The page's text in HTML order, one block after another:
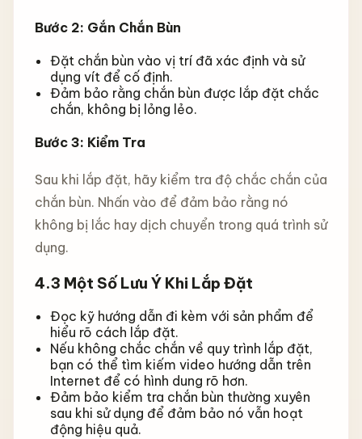
Bước 2: Gắn Chắn Bùn
Đặt chắn bùn vào vị trí đã xác định và sử
dụng vít để cố định.
Đảm bảo rằng chắn bùn được lắp đặt chắc
chắn, không bị lỏng lẻo.
Bước 3: Kiểm Tra
Sau khi lắp đặt, hãy kiểm tra độ chắc chắn của
chắn bùn. Nhấn vào để đảm bảo rằng nó
không bị lắc hay dịch chuyển trong quá trình sử
dụng.
4.3 Một Số Lưu Ý Khi Lắp Đặt
Đọc kỹ hướng dẫn đi kèm với sản phẩm để
hiểu rõ cách lắp đặt.
Nếu không chắc chắn về quy trình lắp đặt,
bạn có thể tìm kiếm video hướng dẫn trên
Internet để có hình dung rõ hơn.
Đảm bảo kiểm tra chắn bùn thường xuyên
sau khi sử dụng để đảm bảo nó vẫn hoạt
động hiệu quả.